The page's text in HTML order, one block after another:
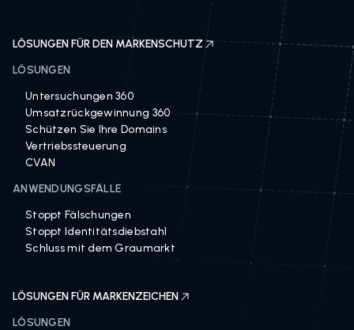
LÖSUNGEN FÜR DEN MARKENSCHUTZ
LÖSUNGEN
Untersuchungen 360
Umsatzrückgewinnung 360
Schützen Sie Ihre Domains
Vertriebssteuerung
CVAN
ANWENDUNGSFÄLLE
Stoppt Fälschungen
Stoppt Identitätsdiebstahl
Schluss mit dem Graumarkt
LÖSUNGEN FÜR MARKENZEICHEN
LÖSUNGEN